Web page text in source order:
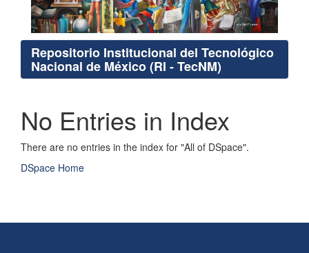
Repositorio Institucional del Tecnológico
Nacional de México (RI - TecNM)
No Entries in Index
There are no entries in the index for "All of DSpace".
DSpace Home